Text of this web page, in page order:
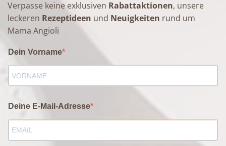
Verpasse keine exklusiven Rabattaktionen, unsere
leckeren Rezeptideen und Neuigkeiten rund um
Mama Angioli
Dein Vorname
Deine E-Mail-Adresse